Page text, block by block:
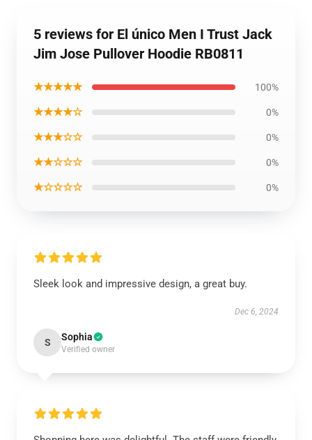
5 reviews for El único Men I Trust Jack
Jim Jose Pullover Hoodie RB0811
★★★★★ 100%
★★★★☆ 0%
★★★☆☆ 0%
★★☆☆☆ 0%
★☆☆☆☆ 0%
Sleek look and impressive design, a great buy.
Dec 6, 2024
S Sophia
Verified owner